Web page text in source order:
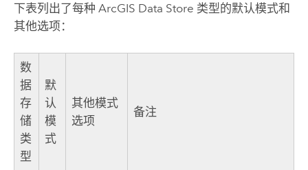
下表列出了每种 ArcGIS Data Store 类型的默认模式和
其他选项：
数
据
存
储
类
型
默
认
模
式
其他模式
选项
备注